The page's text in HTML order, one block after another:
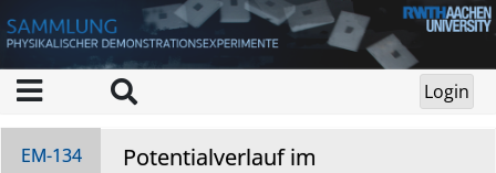
EM-134
Potentialverlauf im